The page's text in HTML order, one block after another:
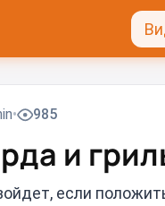
985
и
если